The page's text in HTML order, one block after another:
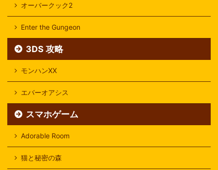
オーバークック2
Enter the Gungeon
3DS 攻略
モンハンXX
エバーオアシス
スマホゲーム
Adorable Room
猫と秘密の森